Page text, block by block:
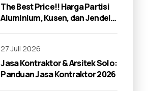
The Best Price!! Harga Partisi
Aluminium, Kusen, dan Jendela
27 Juli 2026
Jasa Kontraktor & Arsitek Solo:
Panduan Jasa Kontraktor 2026